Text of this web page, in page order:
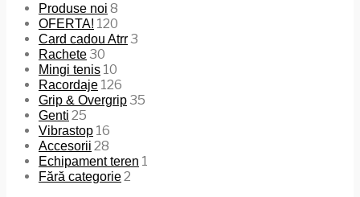
Produse noi 8
OFERTA! 120
Card cadou Atrr3
Rachete30
Mingi tenis 10
Racordaje 126
Grip & Overgrip35
Genti 25
Vibrastop 16
Accesorii 28
Echipament teren 1
Fără categorie2